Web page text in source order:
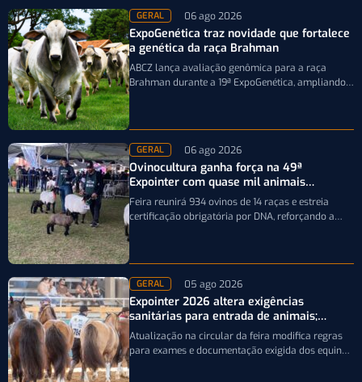
GERAL 06 ago 2026
ExpoGenética traz novidade que fortalece
a genética da raça Brahman
ABCZ lança avaliação genômica para a raça
Brahman durante a 19ª ExpoGenética, ampliando a
GERAL 06 ago 2026
Ovinocultura ganha força na 49ª
Expointer com quase mil animais
inscritos
Feira reunirá 934 ovinos de 14 raças e estreia
certificação obrigatória por DNA, reforçando a
GERAL 05 ago 2026
Expointer 2026 altera exigências
sanitárias para entrada de animais;
entenda
Atualização na circular da feira modifica regras
para exames e documentação exigida dos equinos